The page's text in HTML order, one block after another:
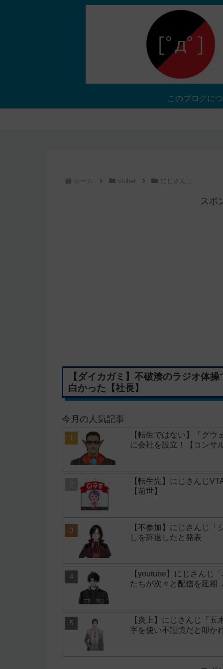
このブログに
ホーム vtuber にじさんじ
スポ
【ダイカガミ】不破湊のラジオ体
白かった【社長】
今月の人気記事
【転生ではない】「グ
に会社を設立！【コンサ
【転生先】にじさんじ
【前世】
【不参加】にじさんじ
しを辞退したと発表
【youtube】にじさんじ
たちが次々と配信を延期
【炎上】にじさんじ「
字を使い不謹慎だと叩か